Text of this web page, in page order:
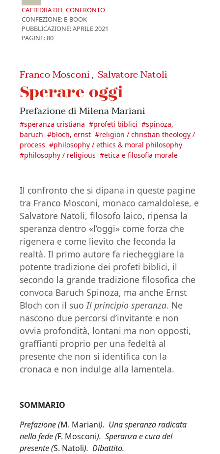
CATTEDRA DEL CONFRONTO
CONFEZIONE: E-BOOK
PUBBLICAZIONE:APRILE 2021
PAGINE: 80
Franco Mosconi , Salvatore Natoli
Sperare oggi
Prefazione di Milena Mariani
#speranza cristiana #profeti biblici #spinoza,
baruch #bloch, ernst #religion / christian theology /
process #philosophy / ethics & moral philosophy
#philosophy / religious #etica e filosofia morale
Il confronto che si dipana in queste pagine
tra Franco Mosconi, monaco camaldolese, e
Salvatore Natoli, filosofo laico, ripensa la
speranza dentro «l’oggi» come forza che
rigenera e come lievito che feconda la
realtà. Il primo autore fa riecheggiare la
potente tradizione dei profeti biblici, il
secondo la grande tradizione filosofica che
convoca Baruch Spinoza, ma anche Ernst
Bloch con il suo Il principio speranza. Ne
nascono due percorsi d’invitante e non
ovvia profondità, lontani ma non opposti,
graffianti proprio per una fedeltà al
presente che non si identifica con la
cronaca e non indulge alla lamentela.
SOMMARIO
Prefazione (M. Mariani). Una speranza radicata
nella fede (F. Mosconi). Speranza e cura del
presente (S. Natoli). Dibattito.